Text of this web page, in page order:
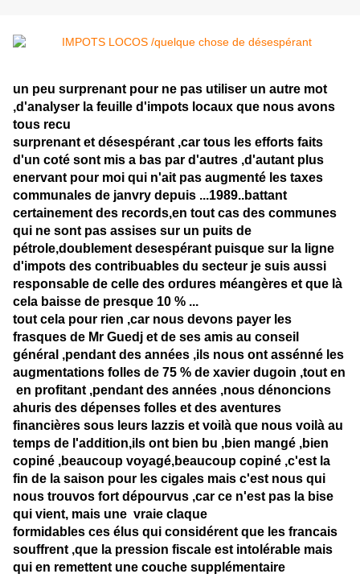
un peu surprenant pour ne pas utiliser un autre mot
,d'analyser la feuille d'impots locaux que nous avons
tous recu
surprenant et désespérant ,car tous les efforts faits
d'un coté sont mis a bas par d'autres ,d'autant plus
enervant pour moi qui n'ait pas augmenté les taxes
communales de janvry depuis ...1989..battant
certainement des records,en tout cas des communes
qui ne sont pas assises sur un puits de
pétrole,doublement desespérant puisque sur la ligne
d'impots des contribuables du secteur je suis aussi
responsable de celle des ordures méangères et que là
cela baisse de presque 10 % ...
tout cela pour rien ,car nous devons payer les
frasques de Mr Guedj et de ses amis au conseil
général ,pendant des années ,ils nous ont assénné les
augmentations folles de 75 % de xavier dugoin ,tout en
en profitant ,pendant des années ,nous dénoncions
ahuris des dépenses folles et des aventures
financières sous leurs lazzis et voilà que nous voilà au
temps de l'addition,ils ont bien bu ,bien mangé ,bien
copiné ,beaucoup voyagé,beaucoup copiné ,c'est la
fin de la saison pour les cigales mais c'est nous qui
nous trouvos fort dépourvus ,car ce n'est pas la bise
qui vient, mais une vraie claque
formidables ces élus qui considérent que les francais
souffrent ,que la pression fiscale est intolérable mais
qui en remettent une couche supplémentaire